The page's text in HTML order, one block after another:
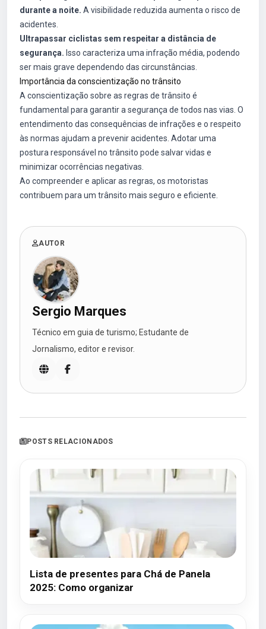
durante a noite. A visibilidade reduzida aumenta o risco de
acidentes.
Ultrapassar ciclistas sem respeitar a distância de
segurança. Isso caracteriza uma infração média, podendo
ser mais grave dependendo das circunstâncias.
Importância da conscientização no trânsito
A conscientização sobre as regras de trânsito é
fundamental para garantir a segurança de todos nas vias. O
entendimento das consequências de infrações e o respeito
às normas ajudam a prevenir acidentes. Adotar uma
postura responsável no trânsito pode salvar vidas e
minimizar ocorrências negativas.
Ao compreender e aplicar as regras, os motoristas
contribuem para um trânsito mais seguro e eficiente.
AUTOR
Sergio Marques
Técnico em guia de turismo; Estudante de
Jornalismo, editor e revisor.
POSTS RELACIONADOS
Lista de presentes para Chá de Panela
2025: Como organizar